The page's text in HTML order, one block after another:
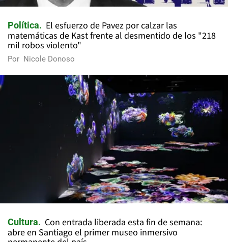
Política
El esfuerzo de Pavez por calzar las
matemáticas de Kast frente al desmentido de los "218
mil robos violento"
Por Nicole Donoso
Cultura
Con entrada liberada esta fin de semana:
abre en Santiago el primer museo inmersivo